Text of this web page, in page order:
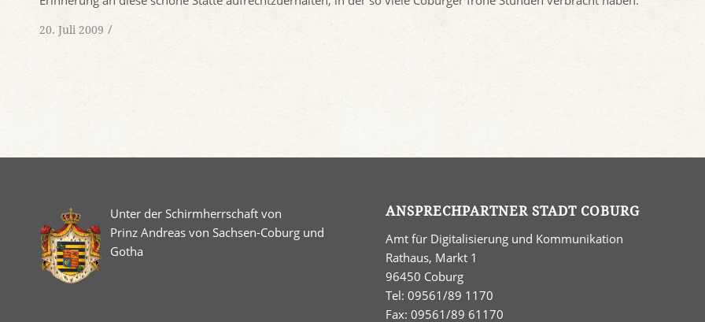
20. Juli 2009 /
Unter der Schirmherrschaft von
Prinz Andreas von Sachsen-Coburg und
Gotha
ANSPRECHPARTNER STADT COBURG
Amt für Digitalisierung und Kommunikation
Rathaus, Markt 1
96450 Coburg
Tel: 09561/89 1170
Fax: 09561/89 61170